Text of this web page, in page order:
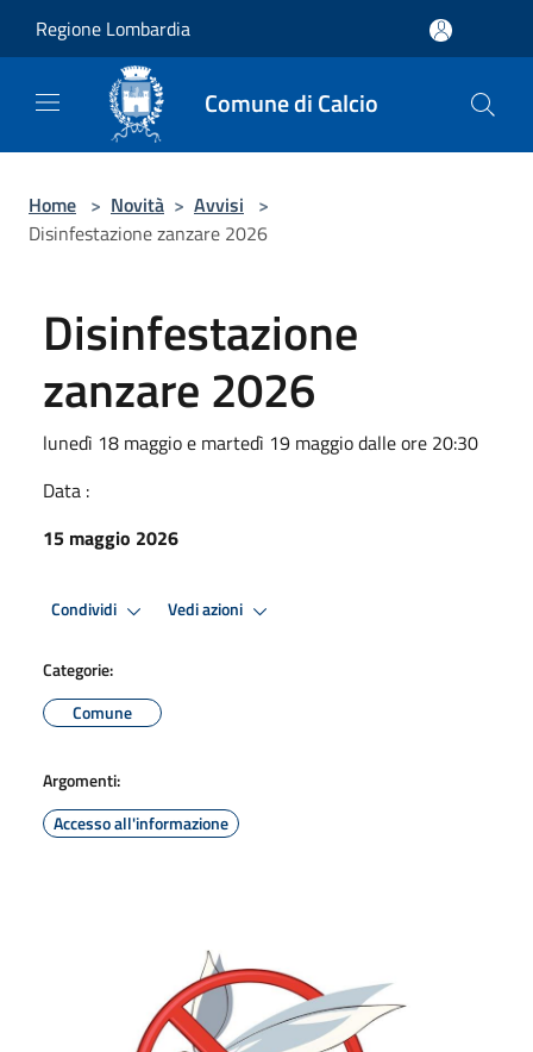
Regione Lombardia
Comune di Calcio
Home > Novità > Avvisi >
Disinfestazione zanzare 2026
Disinfestazione
zanzare 2026
lunedì 18 maggio e martedì 19 maggio dalle ore 20:30
Data :
15 maggio 2026
Condividi Vedi azioni
Categorie:
Comune
Argomenti:
Accesso all'informazione